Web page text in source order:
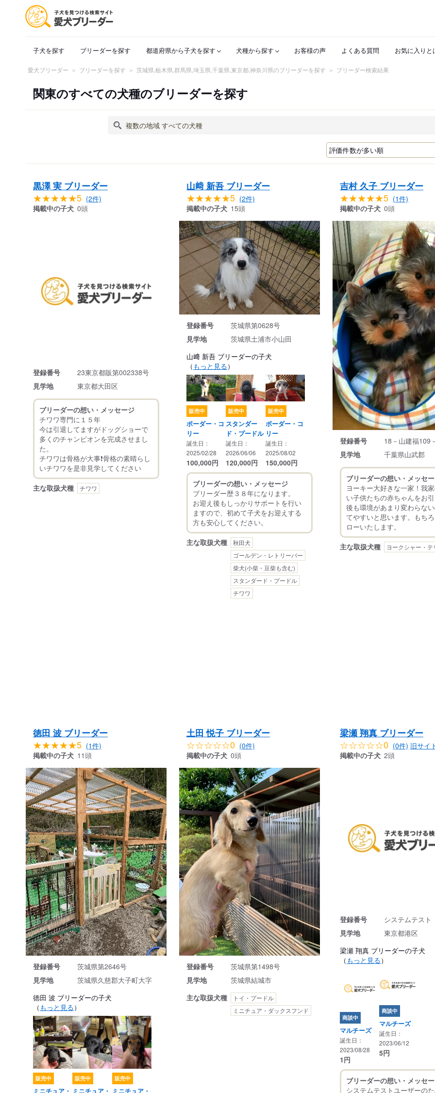
子犬を探す ブリーダーを探す 都道府県から子犬を探す 犬種から探す お客様の声 よくある質問 お気に入りと
愛犬ブリーダー ブリーダーを探す 茨城県,栃木県,群馬県,埼玉県,千葉県,東京都,神奈川県のブリーダーを探す ブリーダー検索結果
関東のすべての犬種のブリーダーを探す
黒澤 実 ブリーダー
★★★★★5 (2件)
掲載中の子犬 0頭
登録番号
23東京都販第002338号
見学地
東京都大田区
ブリーダーの想い・メッセージ
チワワ専門に１５年
今は引退してますがドッグショーで
多くのチャンピオンを完成させまし
た。
チワワは骨格が大事❗️骨格の素晴らし
主な取扱犬種 チワワ
山﨑 新吾 ブリーダー
★★★★★5 (2件)
掲載中の子犬 15頭
登録番号
茨城県第0628号
見学地
茨城県土浦市小山田
山﨑 新吾 ブリーダーの子犬
（ もっと見る）
販売中
ボーダー・コ
リー
誕生日：
2025/02/28
100,000円
販売中
スタンダー
ド・プードル
誕生日：
2026/06/06
120,000円
販売中
ボーダー・コ
リー
誕生日：
2025/08/02
150,000円
ブリーダーの想い・メッセージ
ブリーダー歴３８年になります。
お迎え後もしっかりサポートを行い
ますので、初めて子犬をお迎えする
主な取扱犬種
秋田犬
ゴールデン・レトリーバー
柴犬(小柴・豆柴も含む)
スタンダード・プードル
チワワ
吉村 久子 ブリーダー
★★★★★5 (1件)
掲載中の子犬 0頭
登録番号
18－山建福109
見学地
千葉県山武郡
ブリーダーの想い・メッセ
ヨーキー大好きな一家！我
い子供たちの赤ちゃんをお
後も環境があまり変わらな
てやすいと思います。もち
主な取扱犬種 ヨークシャー・テ
徳田 波 ブリーダー
★★★★★5 (1件)
掲載中の子犬 11頭
登録番号
茨城県第2646号
見学地
茨城県久慈郡大子町大字
徳田 波 ブリーダーの子犬
（ もっと見る）
販売中
ミニチュア・
販売中
ミニチュア・
販売中
ミニチュア・
土田 悦子 ブリーダー
☆☆☆☆☆0 (0件)
掲載中の子犬 0頭
登録番号
茨城県第1498号
見学地
茨城県結城市
主な取扱犬種
トイ・プードル
ミニチュア・ダックスフンド
梁瀬 翔真 ブリーダー
☆☆☆☆☆0 (0件) 旧サイ
掲載中の子犬 2頭
登録番号
システムテスト
見学地
東京都港区
梁瀬 翔真 ブリーダーの子犬
（ もっと見る）
商談中
マルチーズ
誕生日：
2023/08/28
1円
商談中
マルチーズ
誕生日：
2023/06/12
5円
ブリーダーの想い・メッセ
システムテストユーザーの